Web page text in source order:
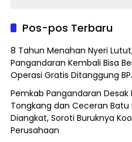
Pos-pos Terbaru
8 Tahun Menahan Nyeri
Pangandaran Kembali Bisa
Operasi Gratis Ditanggung
Pemkab Pangandaran Desak
Tongkang dan Ceceran Batu
Diangkat, Soroti Buruknya
Perusahaan